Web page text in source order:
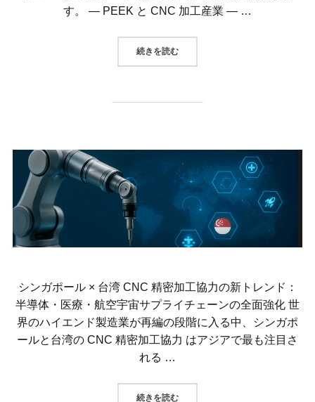
す。 — PEEK と CNC 加工産業 — …
続きを読む“PEEK（ポリエーテルエーテルケ
シンガポール × 台湾 CNC 精密加工協力の新トレンド：
半導体・医療・航空宇宙サプライチェーンの全面強化 世
界のハイエンド製造業が再編の段階に入る中、シンガポ
ールと台湾の CNC 精密加工協力 はアジアで最も注目さ
れる …
続きを読む“シンガポール × 台湾 CNC 精密加